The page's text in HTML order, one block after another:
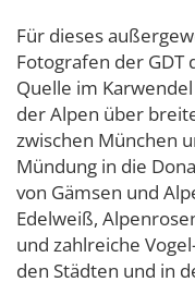
Für dieses
Fotografen der
Quelle im
der Alpen über
zwischen München
Mündung in die
von Gämsen und
Edelweiß,
und zahlreiche
den Städten und in